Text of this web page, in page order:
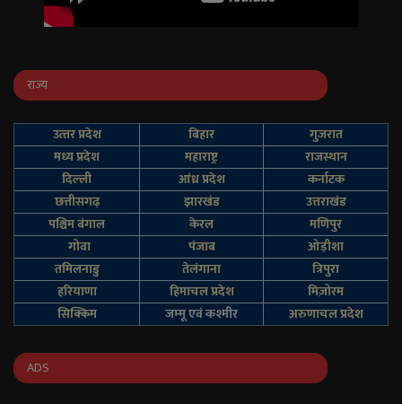
राज्य
उत्‍तर प्रदेश बिहार
गुजरात
मध्य प्रदेश
महाराष्ट्र
राजस्थान
दिल्‍ली
आंध्र प्रदेश
कर्नाटक
छत्तीसगढ़
झारखंड
उत्तराखंड
पश्चिम बंगाल
केरल
मणिपुर
गोवा
पंजाब
ओड़ीशा
तमिलनाडु
तेलंगाना
त्रिपुरा
हरियाणा
हिमाचल प्रदेश
मिज़ोरम
सिक्किम
जम्‍मू एवं कश्‍मीर अरुणाचल प्रदेश
ADS